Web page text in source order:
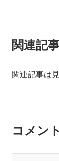
関連記
関連記事は
コメント